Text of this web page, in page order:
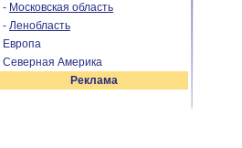
- Московская область
- Ленобласть
Европа
Северная Америка
Реклама